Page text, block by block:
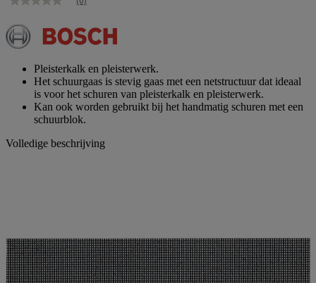
Geen
Dezelfde
paginalink.
Pleisterkalk en pleisterwerk.
Het schuurgaas is stevig gaas met een netstructuur dat ideaal
is voor het schuren van pleisterkalk en pleisterwerk.
Kan ook worden gebruikt bij het handmatig schuren met een
schuurblok.
Volledige beschrijving